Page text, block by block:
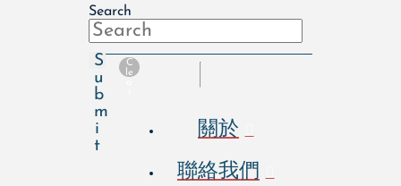
Search
S
u
b
m
i
t
C
le
關於
聯絡我們